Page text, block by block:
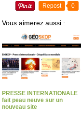
Repost 0
Vous aimerez aussi :
PRESSE INTERNATIONALE
fait peau neuve sur un
nouveau site